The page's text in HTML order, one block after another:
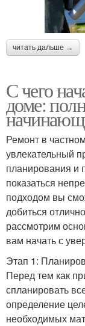
читать дальше →
С чего
доме:
Ремонт в
увлекательный
планирования и
показаться
подходом вы
добиться
рассмотрим
вам начать с
Этап 1:
Перед тем как
спланировать
определение
необходимых